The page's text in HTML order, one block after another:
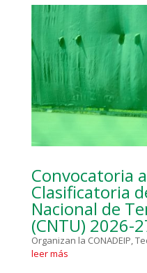
Convocatoria
Clasificatoria
Nacional de
(CNTU) 2026-
Organizan la CONADEIP,
leer más